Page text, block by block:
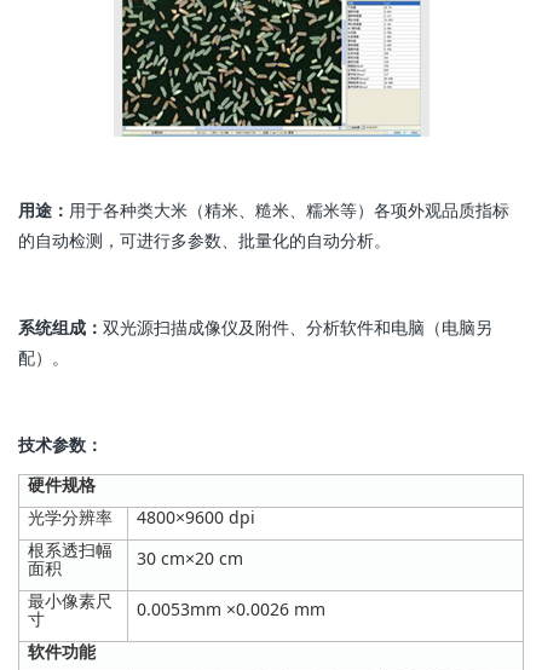
用途： 用于各种类大米（精米、糙米、糯米等）各项外观品质指标
的自动检测，可进行多参数、批量化的自动分析。
系统组成： 双光源扫描成像仪及附件、分析软件和电脑（电脑另
配）。
技术参数：
硬件规格
光学分辨率
4800×9600 dpi
根系透扫幅
面积
30 cm×20 cm
最小像素尺
寸
0.0053mm ×0.0026 mm
软件功能